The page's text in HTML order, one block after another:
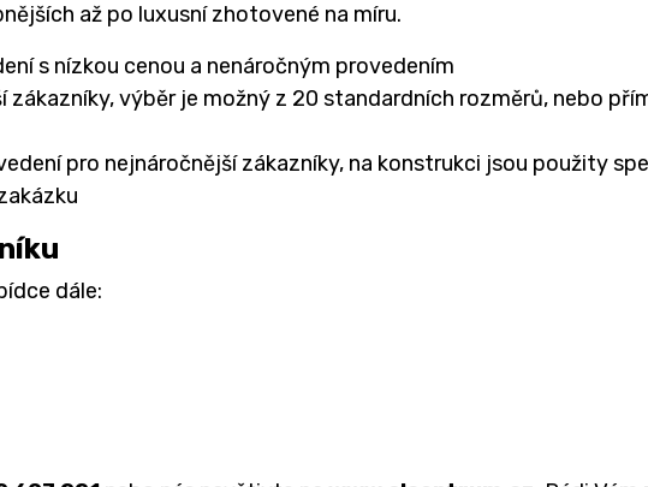
až po luxusní zhotovené na míru.
s nízkou cenou a nenáročným provedením
zákazníky, výběr je možný z 20 standardních rozměrů, nebo
pro nejnáročnější zákazníky, na konstrukci jsou použity
dále: